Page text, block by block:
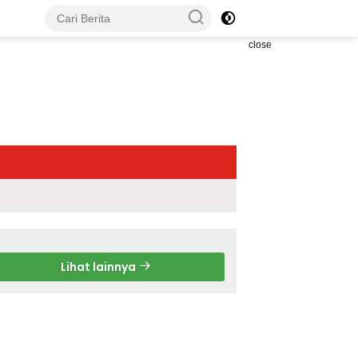
close
Lihat lainnya